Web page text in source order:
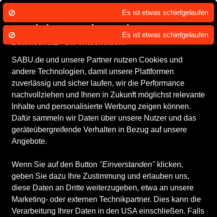
Wir nutzen Cookies um unsere Dienste
zu erbringen und zu verbessern.
SABU.de und unsere Partner nutzen Cookies und
andere Technologien, damit unsere Plattformen
zuverlässig und sicher laufen, wir die Performance
nachvollziehen und Ihnen in Zukunft möglichst relevante
Inhalte und personalisierte Werbung zeigen können.
Dafür sammeln wir Daten über unsere Nutzer und das
geräteübergreifende Verhalten in Bezug auf unsere
Angebote.
Wenn Sie auf den Button "Einverstanden"klicken,
geben Sie dazu Ihre Zustimmung und erlauben uns,
diese Daten an Dritte weiterzugeben, etwa an unsere
Marketing- oder externen Technikpartner. Dies kann die
Verarbeitung Ihrer Daten in den USA einschließen. Falls
Alle Produkte Damenschuhe Sportschuhe Ballsport
Ballsport
ALLE FILTER
Marken
1 Produkt
Es ist etwas schiefgelaufen
Es ist etwas schiefgelaufen